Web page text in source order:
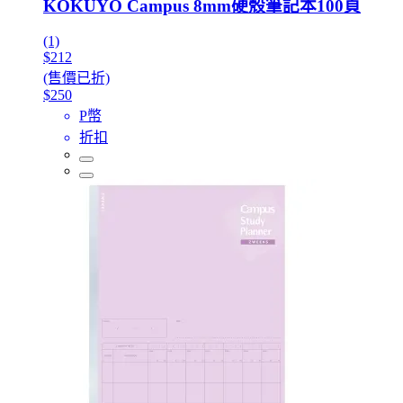
KOKUYO Campus 8mm硬殼筆記本100頁
(1)
$212
(售價已折)
$250
P幣
折扣